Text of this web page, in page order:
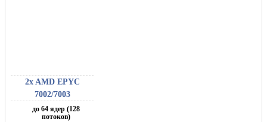
2x AMD EPYC
7002/7003
до 64 ядер (128
потоков)